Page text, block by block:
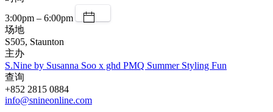
3:00pm – 6:00pm
场地
S505, Staunton
主办
S.Nine by Susanna Soo x ghd PMQ Summer Styling Fun
查询
+852 2815 0884
info@snineonline.com